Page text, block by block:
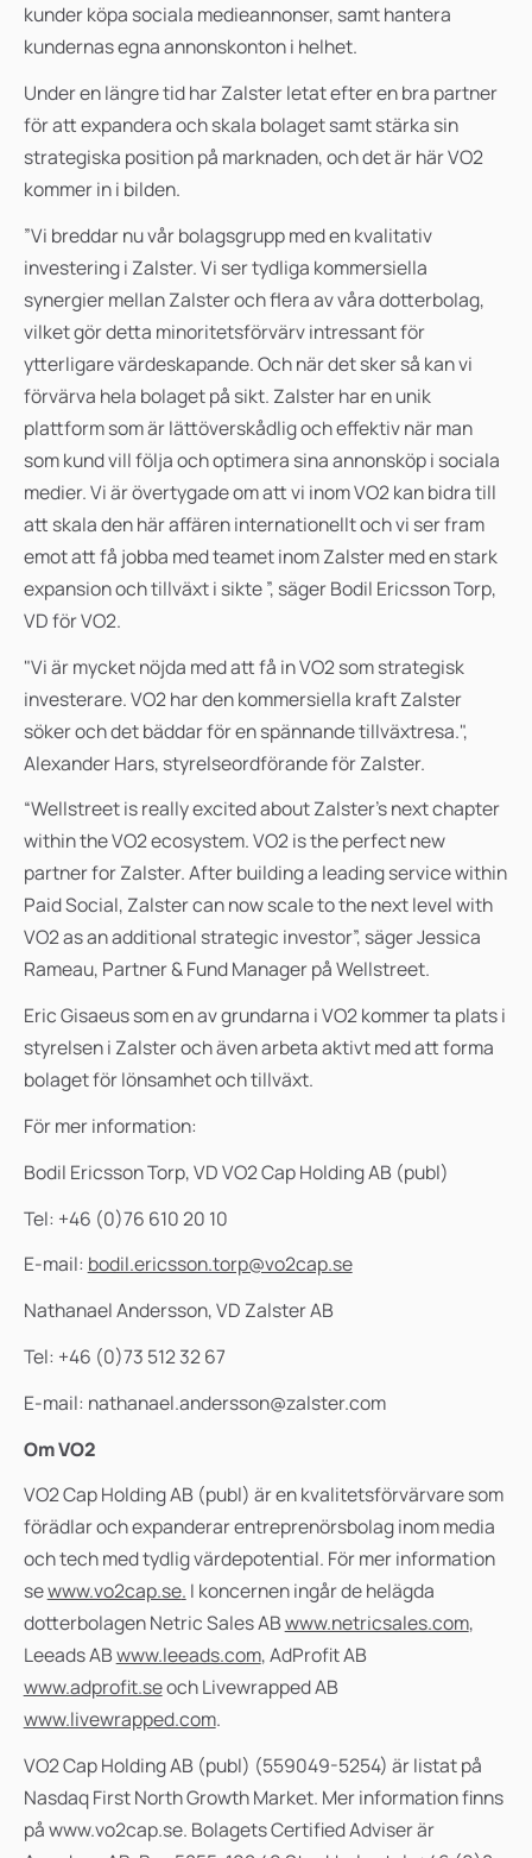
kunder köpa sociala medieannonser, samt hantera
kundernas egna annonskonton i helhet.
Under en längre tid har Zalster letat efter en bra partner
för att expandera och skala bolaget samt stärka sin
strategiska position på marknaden, och det är här VO2
kommer in i bilden.
”Vi breddar nu vår bolagsgrupp med en kvalitativ
investering i Zalster. Vi ser tydliga kommersiella
synergier mellan Zalster och flera av våra dotterbolag,
vilket gör detta minoritetsförvärv intressant för
ytterligare värdeskapande. Och när det sker så kan vi
förvärva hela bolaget på sikt. Zalster har en unik
plattform som är lättöverskådlig och effektiv när man
som kund vill följa och optimera sina annonsköp i sociala
medier. Vi är övertygade om att vi inom VO2 kan bidra till
att skala den här affären internationellt och vi ser fram
emot att få jobba med teamet inom Zalster med en stark
expansion och tillväxt i sikte ”, säger Bodil Ericsson Torp,
VD för VO2.
"Vi är mycket nöjda med att få in VO2 som strategisk
investerare. VO2 har den kommersiella kraft Zalster
söker och det bäddar för en spännande tillväxtresa.",
Alexander Hars, styrelseordförande för Zalster.
“Wellstreet is really excited about Zalster's next chapter
within the VO2 ecosystem. VO2 is the perfect new
partner for Zalster. After building a leading service within
Paid Social, Zalster can now scale to the next level with
VO2 as an additional strategic investor”, säger Jessica
Rameau, Partner & Fund Manager på Wellstreet.
Eric Gisaeus som en av grundarna i VO2 kommer ta plats i
styrelsen i Zalster och även arbeta aktivt med att forma
bolaget för lönsamhet och tillväxt.
För mer information:
Bodil Ericsson Torp, VD VO2 Cap Holding AB (publ)
Tel: +46 (0)76 610 20 10
E-mail: bodil.ericsson.torp@vo2cap.se
Nathanael Andersson, VD Zalster AB
Tel: +46 (0)73 512 32 67
E-mail: nathanael.andersson@zalster.com
Om VO2
VO2 Cap Holding AB (publ) är en kvalitetsförvärvare som
förädlar och expanderar entreprenörsbolag inom media
och techmed tydlig värdepotential. För mer information
sewww.vo2cap.se. I koncernen ingår de helägda
dotterbolagen Netric Sales ABwww.netricsales.com,
Leeads ABwww.leeads.com, AdProfit AB
www.adprofit.seoch Livewrapped AB
www.livewrapped.com.
VO2 Cap Holding AB (publ) (559049-5254) är listat på
Nasdaq First North Growth Market. Mer information finns
på www.vo2cap.se. Bolagets Certified Adviser är